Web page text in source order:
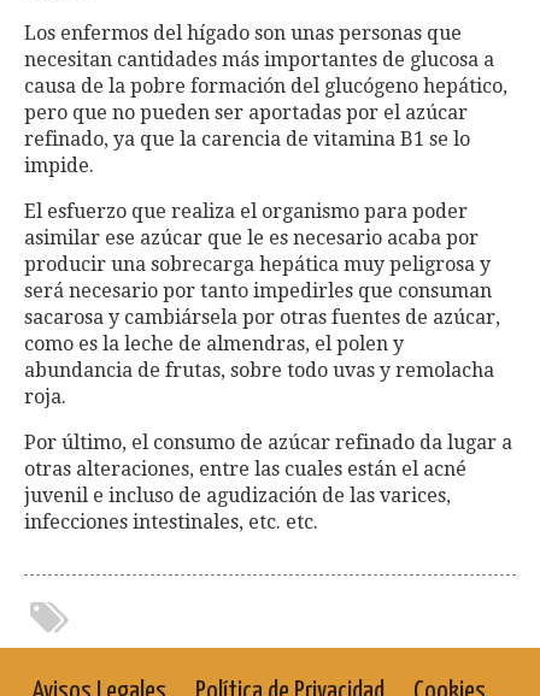
Los enfermos del hígado son unas personas que
necesitan cantidades más importantes de glucosa a
causa de la pobre formación del glucógeno hepático,
pero que no pueden ser aportadas por el azúcar
refinado, ya que la carencia de vitamina B1 se lo
impide.
El esfuerzo que realiza el organismo para poder
asimilar ese azúcar que le es necesario acaba por
producir una sobrecarga hepática muy peligrosa y
será necesario por tanto impedirles que consuman
sacarosa y cambiársela por otras fuentes de azúcar,
como es la leche de almendras, el polen y
abundancia de frutas, sobre todo uvas y remolacha
roja.
Por último, el consumo de azúcar refinado da lugar a
otras alteraciones, entre las cuales están el acné
juvenil e incluso de agudización de las varices,
infecciones intestinales, etc. etc.